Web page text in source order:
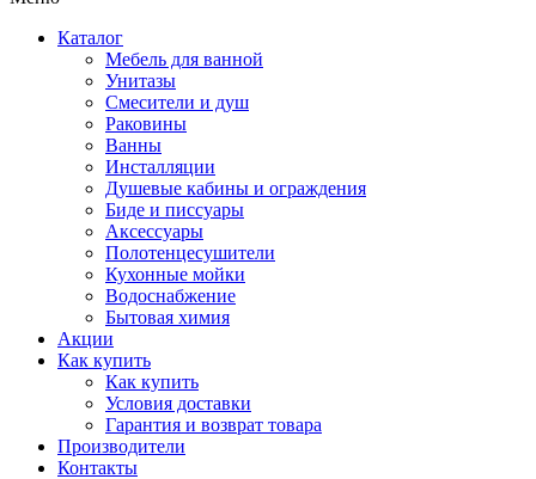
Каталог
Мебель для ванной
Унитазы
Смесители и душ
Раковины
Ванны
Инсталляции
Душевые кабины и ограждения
Биде и писсуары
Аксессуары
Полотенцесушители
Кухонные мойки
Водоснабжение
Бытовая химия
Акции
Как купить
Как купить
Условия доставки
Гарантия и возврат товара
Производители
Контакты